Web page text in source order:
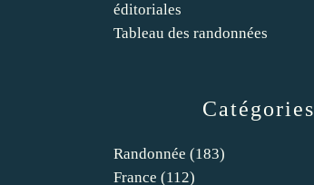
Catégories
Randonnée (183)
France (112)
éditoriales
Tableau des randonnées